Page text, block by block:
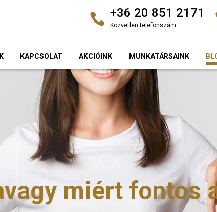
+36 20 851 2171
Közvetlen telefonszám
KAPCSOLAT AKCIÓINK MUNKATÁRSAINK
miért fontos